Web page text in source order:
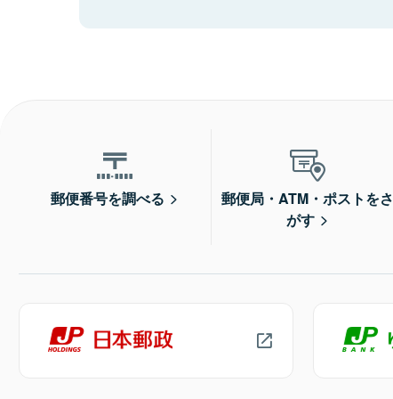
郵便番号を調べる
郵便局・ATM・ポストをさ
がす